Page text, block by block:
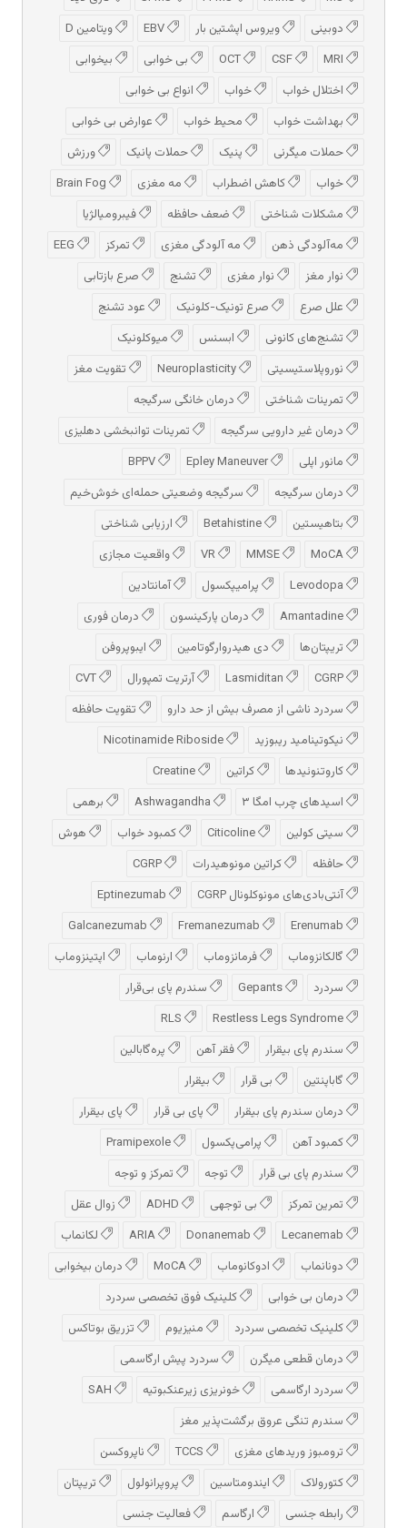
دوبینی
ویروس اپشتین بار
ویتامین D
بی خوابی
بیخوابی
اختلال خواب
خواب
انواع بی خوابی
بهداشت خواب
محیط خواب
عوارض بی خوابی
حملات میگرنی
پنیک حملات پانیک
ورزش
خواب
کاهش اضطراب مه مغزی
مشکلات شناختی
ضعف حافظه
فیبرومیالژیا
مه‌آلودگی ذهن
مه‌ آلودگی مغزی تمرکز
نوار مغز
نوار مغزی تشنج
صرع بازتابی
علل صرع
صرع تونیک-کلونیک
عود تشنج
تشنج‌های کانونی
ابسنس
میوکلونیک
نوروپلاستیسیتی
تقویت مغز
تمرینات شناختی
درمان خانگی سرگیجه
درمان غیر دارویی سرگیجه
تمرینات توانبخشی دهلیزی
مانور اپلی
درمان سرگیجه
سرگیجه وضعیتی حمله‌ای خوش‌خیم
بتاهیستین
ارزیابی شناختی
واقعیت مجازی
پرامیپکسول
آمانتادین
درمان پارکینسون
درمان فوری
تریپتان‌ها
دی هیدروارگوتامین
ایبوپروفن
آرتریت تمپورال
سردرد ناشی از مصرف بیش از حد دارو
تقویت حافظه
نیکوتینامید ریبوزید
کاروتنوئیدها
کراتین
اسیدهای چرب امگا ۳
برهمی
سیتی کولین
کمبود خواب
هوش
حافظه
کراتین مونوهیدرات
آنتی‌بادی‌های مونوکلونال CGRP
گالکانزوماب
فرمانزوماب ارنوماب
اپتینزوماب
سردرد
سندرم پای بی‌قرار
سندرم پای بیقرار
فقر آهن
پره‌گابالین
گاباپنتین
بی قرار
بیقرار
درمان سندرم پای بیقرار
پای بی قرار
پای بیقرار
کمبود آهن
پرامی‌پکسول
سندرم پای بی قرار
توجه
تمرکز و توجه
تمرین تمرکز
بی توجهی
زوال عقل
لکانماب
دونانماب
ادوكانوماب
درمان بیخوابی
درمان بی خوابی
کلینیک فوق تخصصی سردرد
کلینیک تخصصی سردرد
منیزیوم
تزریق بوتاکس
درمان قطعی میگرن
سردرد پیش‌ ارگاسمی
سردرد ارگاسمی
خونریزی زیرعنکبوتیه
سندرم تنگی عروق برگشت‌پذیر مغز
ترومبوز وریدهای مغزی
ناپروکسن
کتورولاک
ایندومتاسین پروپرانولول
تریپتان
رابطه جنسی
ارگاسم
فعالیت جنسی